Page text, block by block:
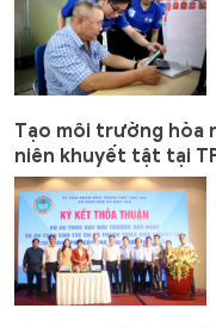
Tạo môi trường hòa
niên khuyết tật tại